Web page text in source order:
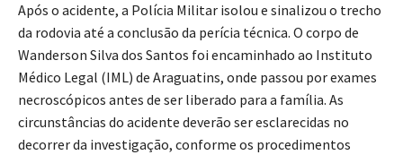
Após o acidente, a Polícia Militar isolou e sinalizou o trecho
da rodovia até a conclusão da perícia técnica. O corpo de
Wanderson Silva dos Santos foi encaminhado ao Instituto
Médico Legal (IML) de Araguatins, onde passou por exames
necroscópicos antes de ser liberado para a família. As
circunstâncias do acidente deverão ser esclarecidas no
decorrer da investigação, conforme os procedimentos